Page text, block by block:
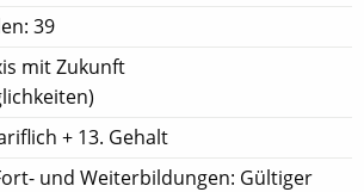
39
mit Zukunft
+ 13. Gehalt
und Weiterbildungen: Gültiger